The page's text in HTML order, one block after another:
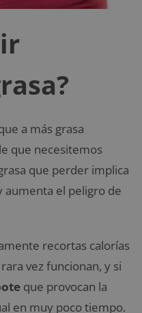
a más grasa
que necesitemos
que perder implica
aumenta el peligro de
recortas calorías
vez funcionan, y si
que provocan la
en muy poco tiempo.